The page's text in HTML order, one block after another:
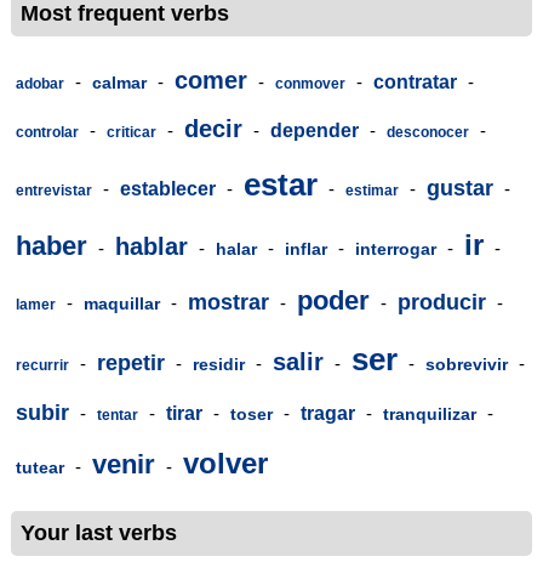
Most frequent verbs
adobar - calmar - comer - conmover - contratar -
controlar - criticar - decir - depender - desconocer -
entrevistar - establecer - estar - estimar - gustar -
haber - hablar - halar - inflar - interrogar - ir -
lamer - maquillar - mostrar - poder - producir -
recurrir - repetir - residir - salir - ser - sobrevivir -
subir - tentar - tirar - toser - tragar - tranquilizar -
tutear - venir - volver
Your last verbs